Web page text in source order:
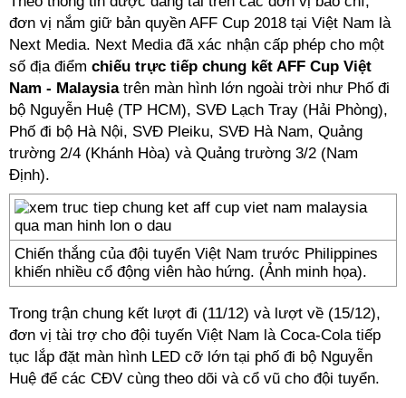
đơn vị nắm giữ bản quyền AFF Cup 2018 tại Việt Nam là
Next Media. Next Media đã xác nhận cấp phép cho một
số địa điểm chiếu trực tiếp chung kết AFF Cup Việt
Nam - Malaysiatrên màn hình lớn ngoài trời như Phố đi
bộ Nguyễn Huệ (TP HCM), SVĐ Lạch Tray (Hải Phòng),
Phố đi bộ Hà Nội, SVĐ Pleiku, SVĐ Hà Nam, Quảng
trường 2/4 (Khánh Hòa) và Quảng trường 3/2 (Nam
Định).
Chiến thắng của đội tuyển Việt Nam trước Philippines
khiến nhiều cổ động viên hào hứng. (Ảnh minh họa).
Trong trận chung kết lượt đi (11/12) và lượt về (15/12),
đơn vị tài trợ cho đội tuyến Việt Nam là Coca-Cola tiếp
tục lắp đặt màn hình LED cỡ lớn tại phố đi bộ Nguyễn
Huệ để các CĐV cùng theo dõi và cổ vũ cho đội tuyển.